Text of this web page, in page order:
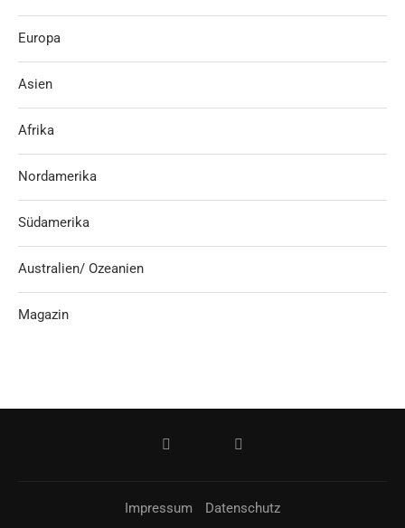
Europa
Asien
Afrika
Nordamerika
Südamerika
Australien/ Ozeanien
Magazin
Impressum Datenschutz